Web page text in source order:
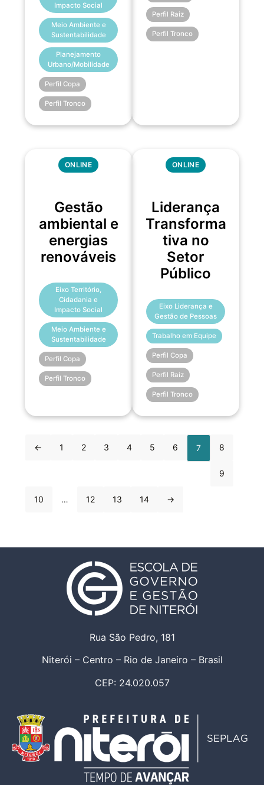
Impacto Social
Meio Ambiente e
Sustentabilidade
Planejamento
Urbano/Mobilidade
Perfil Copa
Perfil Tronco
Perfil Raiz
Perfil Tronco
ONLINE
Gestão
ambiental e
energias
renováveis
Eixo Território,
Cidadania e
Impacto Social
Meio Ambiente e
Sustentabilidade
Perfil Copa
Perfil Tronco
ONLINE
Liderança
Transforma
tiva no
Setor
Público
Eixo Liderança e
Gestão de Pessoas
Trabalho em Equipe
Perfil Copa
Perfil Raiz
Perfil Tronco
← 1 2 3 4 5 6 7 8
9
10 … 12 13 14 →
Rua São Pedro, 181
Niterói – Centro – Rio de Janeiro – Brasil
CEP: 24.020.057